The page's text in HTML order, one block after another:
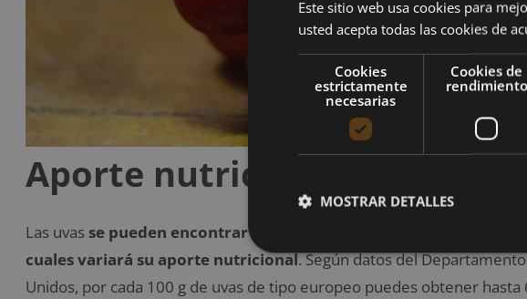
Aporte nutricional de las uvas
Las uvas se pueden encontrar en una gran variedad de tipos,
cuales variará su aporte nutricional. Según datos del
Unidos, por cada 100 g de uvas de tipo europeo puedes obtener hasta
Este sitio web usa cookies para
usted acepta todas las cookies de
Cookies
estrictamente
necesarias
Cookies de
rendimiento
MOSTRAR DETALLES